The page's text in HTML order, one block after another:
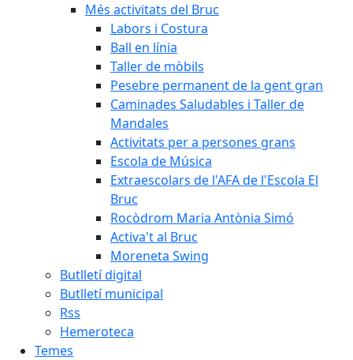
Més activitats del Bruc
Labors i Costura
Ball en línia
Taller de mòbils
Pesebre permanent de la gent gran
Caminades Saludables i Taller de
Mandales
Activitats per a persones grans
Escola de Música
Extraescolars de l'AFA de l'Escola El
Bruc
Rocòdrom Maria Antònia Simó
Activa't al Bruc
Moreneta Swing
Butlletí digital
Butlletí municipal
Rss
Hemeroteca
Temes